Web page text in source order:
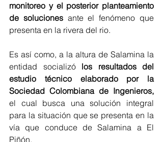
monitoreo y el posterior planteamiento
de soluciones ante el fenómeno que
presenta en la rivera del rio.
Es así como, a la altura de Salamina la
entidad socializó los resultados del
estudio técnico elaborado por la
el cual busca una solución integral
para la situación que se presenta en la
vía que conduce de Salamina a El
Piñón.